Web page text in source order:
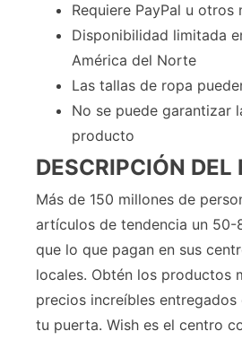
Requiere PayPal u
Disponibilidad limitada
América del Norte
Las tallas de ropa
No se puede garantizar
producto
DESCRIPCIÓN DEL
Más de 150 millones de
artículos de tendencia un 50-
que lo que pagan en sus
locales. Obtén los productos
precios increíbles entregados
tu puerta. Wish es el centro